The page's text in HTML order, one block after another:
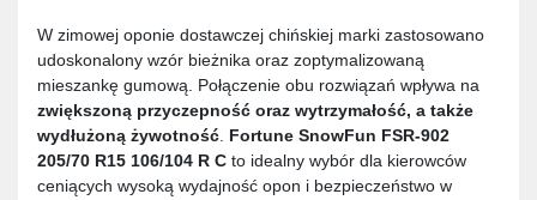
W zimowej oponie dostawczej chińskiej marki zastosowano
udoskonalony wzór bieżnika oraz zoptymalizowaną
mieszankę gumową. Połączenie obu rozwiązań wpływa na
zwiększoną przyczepność oraz wytrzymałość, a także
wydłużoną żywotność. Fortune SnowFun FSR-902
205/70 R15 106/104 R C to idealny wybór dla kierowców
ceniących wysoką wydajność opon i bezpieczeństwo w